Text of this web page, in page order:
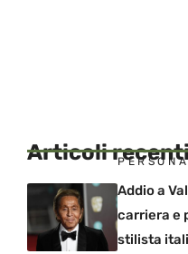
Articoli
Addio a
carriera e
stilista